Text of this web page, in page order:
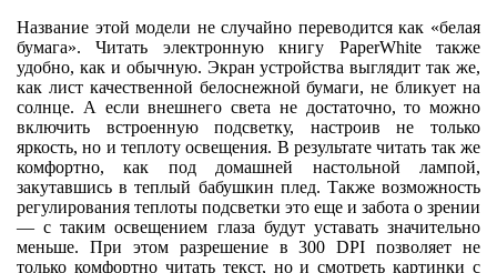
Название этой модели не случайно переводится как «белая
бумага». Читать электронную книгу PaperWhite также
удобно, как и обычную. Экран устройства выглядит так же,
как лист качественной белоснежной бумаги, не бликует на
солнце. А если внешнего света не достаточно, то можно
включить встроенную подсветку, настроив не только
яркость, но и теплоту освещения. В результате читать так же
комфортно, как под домашней настольной лампой,
закутавшись в теплый бабушкин плед. Также возможность
регулирования теплоты подсветки это еще и забота о зрении
— с таким освещением глаза будут уставать значительно
меньше. При этом разрешение в 300 DPI позволяет не
только комфортно читать текст, но и смотреть картинки с